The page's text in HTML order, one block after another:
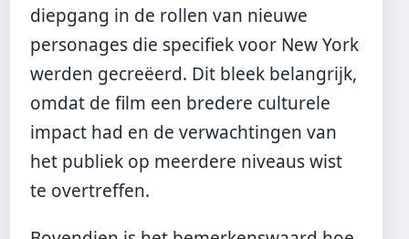
diepgang in de rollen van nieuwe
personages die specifiek voor New York
werden gecreëerd. Dit bleek belangrijk,
omdat de film een bredere culturele
impact had en de verwachtingen van
het publiek op meerdere niveaus wist
te overtreffen.